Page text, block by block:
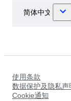
使用条款
数据保护及隐私声
Cookie通知